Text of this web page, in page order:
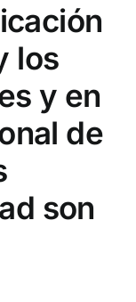
los
y en
de
son